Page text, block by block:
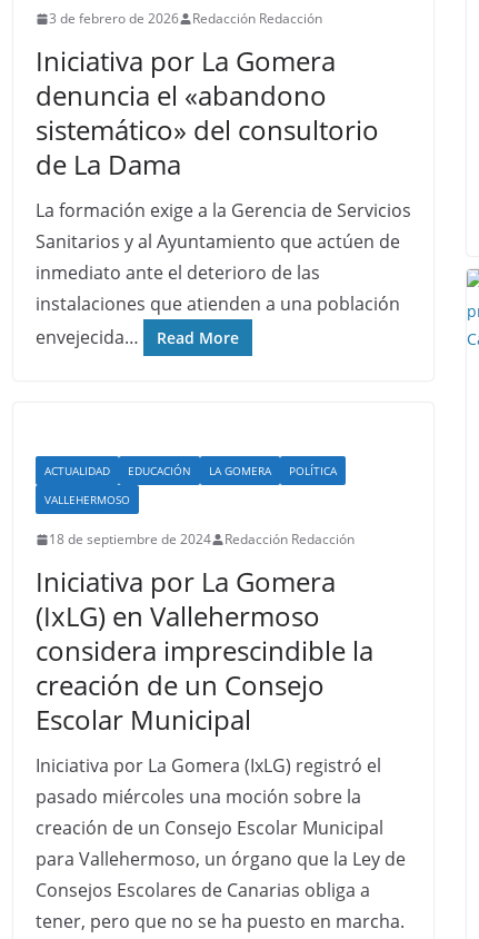
3 de febrero de 2026 Redacción Redacción
Iniciativa por La Gomera
denuncia el «abandono
sistemático» del consultorio
de La Dama
La formación exige a la Gerencia de Servicios
Sanitarios y al Ayuntamiento que actúen de
inmediato ante el deterioro de las
instalaciones que atienden a una población
envejecida…
Read More
ACTUALIDAD EDUCACIÓN LA GOMERA
POLÍTICA
VALLEHERMOSO
18 de septiembre de 2024 Redacción Redacción
Iniciativa por La Gomera
(IxLG) en Vallehermoso
considera imprescindible la
creación de un Consejo
Escolar Municipal
Iniciativa por La Gomera (IxLG) registró el
pasado miércoles una moción sobre la
creación de un Consejo Escolar Municipal
para Vallehermoso, un órgano que la Ley de
Consejos Escolares de Canarias obliga a
tener, pero que no se ha puesto en marcha.